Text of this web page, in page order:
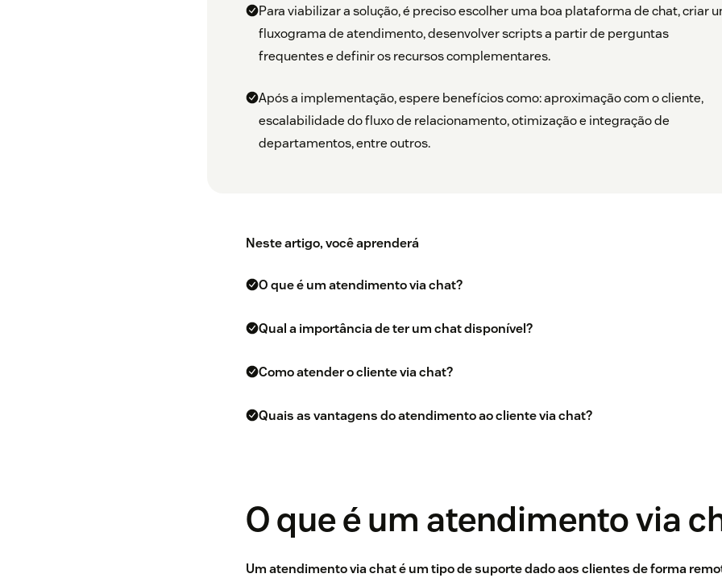
Para viabilizar a solução, é preciso escolher uma boa plataforma de chat, criar
fluxograma de atendimento, desenvolver scripts a partir de perguntas
frequentes e definir os recursos complementares.
Após a implementação, espere benefícios como: aproximação com o cliente,
escalabilidade do fluxo de relacionamento, otimização e integração de
departamentos, entre outros.
Neste artigo, você aprenderá
O que é um atendimento via chat?
Qual a importância de ter um chat disponível?
Como atender o cliente via chat?
Quais as vantagens do atendimento ao cliente via chat?
O que é um atendimento via
Um atendimento via chat é um tipo de suporte dado aos clientes de forma